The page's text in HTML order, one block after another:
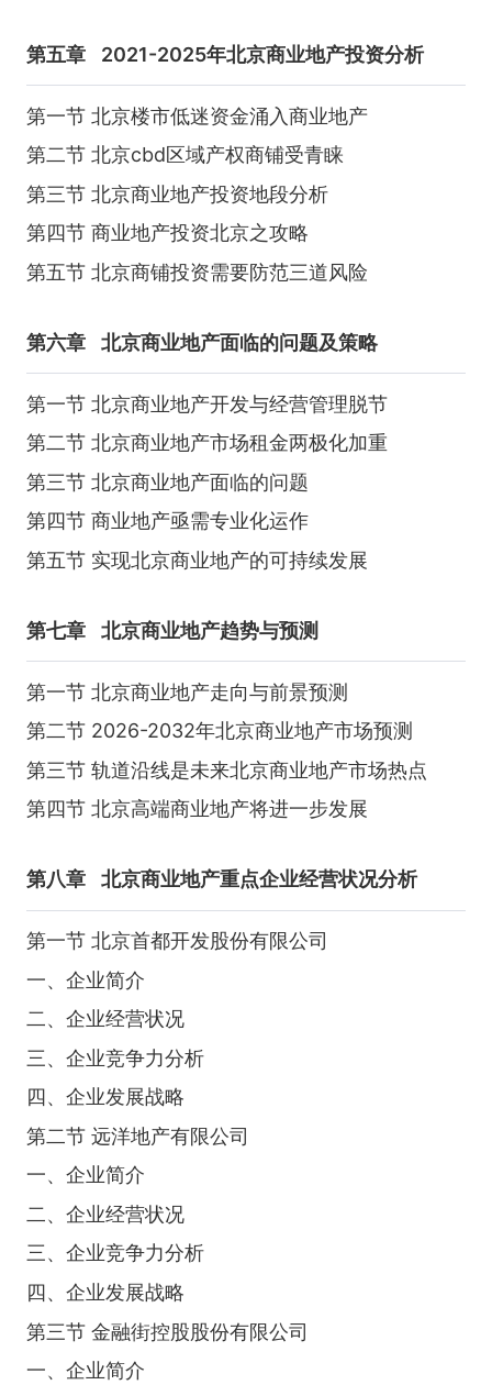
第五章 2021-2025年北京商业地产投资分析
第一节 北京楼市低迷资金涌入商业地产
第二节 北京cbd区域产权商铺受青睐
第三节 北京商业地产投资地段分析
第四节 商业地产投资北京之攻略
第五节 北京商铺投资需要防范三道风险
第六章 北京商业地产面临的问题及策略
第一节 北京商业地产开发与经营管理脱节
第二节 北京商业地产市场租金两极化加重
第三节 北京商业地产面临的问题
第四节 商业地产亟需专业化运作
第五节 实现北京商业地产的可持续发展
第七章 北京商业地产趋势与预测
第一节 北京商业地产走向与前景预测
第二节 2026-2032年北京商业地产市场预测
第三节 轨道沿线是未来北京商业地产市场热点
第四节 北京高端商业地产将进一步发展
第八章 北京商业地产重点企业经营状况分析
第一节 北京首都开发股份有限公司
一、企业简介
二、企业经营状况
三、企业竞争力分析
四、企业发展战略
第二节 远洋地产有限公司
一、企业简介
二、企业经营状况
三、企业竞争力分析
四、企业发展战略
第三节 金融街控股股份有限公司
一、企业简介